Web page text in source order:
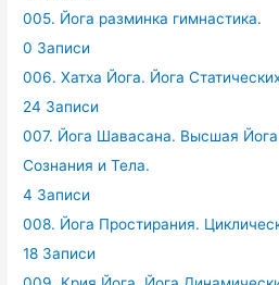
005. Йога разминка гимнастика.
0 Записи
006. Хатха Йога. Йога
24 Записи
007. Йога Шавасана. Высшая
Сознания и Тела.
4 Записи
008. Йога Простирания.
18 Записи